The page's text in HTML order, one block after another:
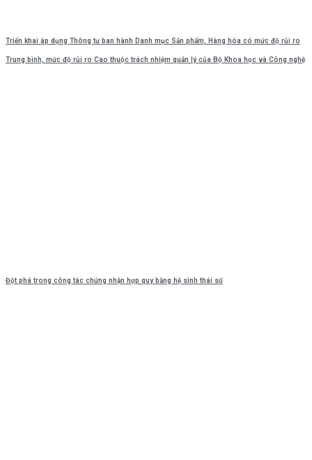
Triển khai áp dụng Thông tư ban hành Danh mục Sản phẩm, Hàng hóa có mức độ rủi ro
Trung bình, mức độ rủi ro Cao thuộc trách nhiệm quản lý của Bộ Khoa học và Công nghệ
Đột phá trong công tác chứng nhận hợp quy bằng hệ sinh thái số